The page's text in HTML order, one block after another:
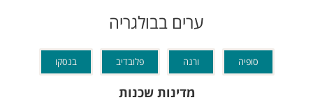
ערים בבולגריה
סופיה ורנה פלובדיב בנסקו
מדינות שכנות